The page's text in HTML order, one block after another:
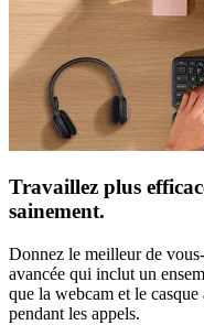
Travaillez plus
sainement.
Donnez le meilleur de
avancée qui inclut un
que la webcam et le
pendant les appels.